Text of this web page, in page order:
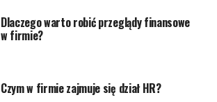
Dlaczego warto robić przeglądy finansowe
w firmie?
Czym w firmie zajmuje się dział HR?